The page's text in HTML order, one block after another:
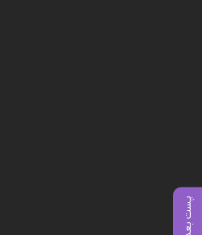
پست بعدی